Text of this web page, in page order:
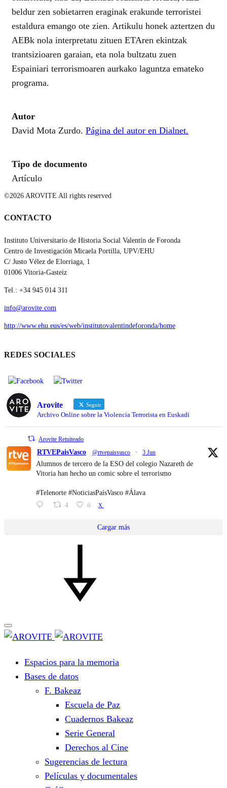
beldur zen sobietarren eraginak erakunde terroristei
estaldura emango ote zien. Artikulu honek aztertzen du
AEBk nola interpretatu zituen ETAren ekintzak
trantsizioaren garaian, eta nola bultzatu zuen
Espainiari terrorismoaren aurkako laguntza emateko
programa.
Autor
David Mota Zurdo. Página del autor en Dialnet.
Tipo de documento
Artículo
©2026 AROVITE All rights reserved
CONTACTO
Instituto Universitario de Historia Social Valentín de Foronda
Centro de Investigación Micaela Portilla, UPV/EHU
C/ Justo Vélez de Elorriaga, 1
01006 Vitoria-Gasteiz
Tel.: +34 945 014 311
info@arovite.com
http://www.ehu.eus/es/web/institutovalentindeforonda/home
REDES SOCIALES
Arovite Seguir
Archivo Online sobre la Violencia Terrorista en Euskadi
Arovite Retuiteado
RTVEPaisVasco @rtvepaisvasco · 3 Jun
Alumnos de tercero de la ESO del colegio Nazareth de
Vitoria han hecho un comic sobre el terrorismo
#Telenorte #NoticiasPaísVasco #Álava
4 6 X
Cargar más
Espacios para la memoria
Bases de datos
F. Bakeaz
Escuela de Paz
Cuadernos Bakeaz
Serie General
Derechos al Cine
Sugerencias de lectura
Películas y documentales